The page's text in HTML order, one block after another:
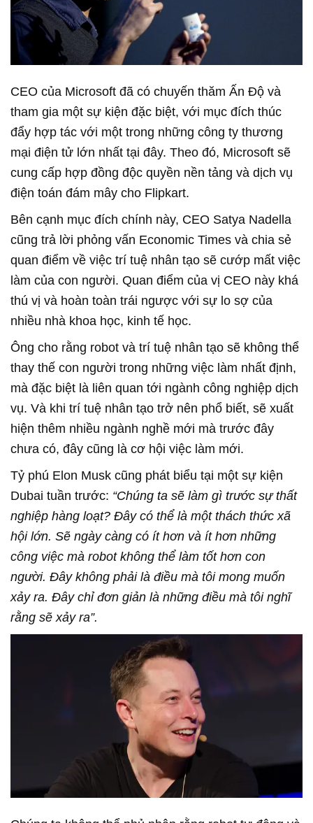
CEO của Microsoft đã có chuyến thăm Ấn Độ và
tham gia một sự kiện đặc biệt, với mục đích thúc
đẩy hợp tác với một trong những công ty thương
mại điện tử lớn nhất tại đây. Theo đó, Microsoft sẽ
cung cấp hợp đồng độc quyền nền tảng và dịch vụ
điện toán đám mây cho Flipkart.
Bên cạnh mục đích chính này, CEO Satya Nadella
cũng trả lời phỏng vấn Economic Times và chia sẻ
quan điểm về việc trí tuệ nhân tạo sẽ cướp mất việc
làm của con người. Quan điểm của vị CEO này khá
thú vị và hoàn toàn trái ngược với sự lo sợ của
nhiều nhà khoa học, kinh tế học.
Ông cho rằng robot và trí tuệ nhân tạo sẽ không thể
thay thế con người trong những việc làm nhất định,
mà đặc biệt là liên quan tới ngành công nghiệp dịch
vụ. Và khi trí tuệ nhân tạo trở nên phổ biết, sẽ xuất
hiện thêm nhiều ngành nghề mới mà trước đây
chưa có, đây cũng là cơ hội việc làm mới.
Tỷ phú Elon Musk cũng phát biểu tại một sự kiện
Dubai tuần trước: “Chúng ta sẽ làm gì trước sự thất
nghiệp hàng loạt? Đây có thể là một thách thức xã
hội lớn. Sẽ ngày càng có ít hơn và ít hơn những
công việc mà robot không thể làm tốt hơn con
người. Đây không phải là điều mà tôi mong muốn
xảy ra. Đây chỉ đơn giản là những điều mà tôi nghĩ
rằng sẽ xảy ra”.